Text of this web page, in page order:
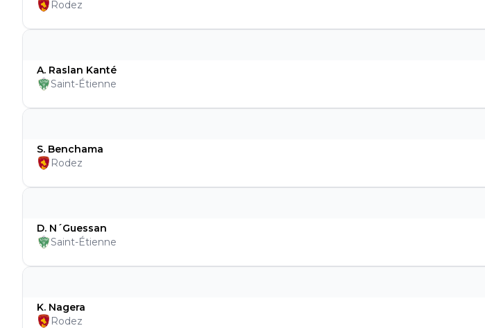
K. Nagera
Rodez
D. N´Guessan
Saint-Étienne
S. Benchama
Rodez
A. Raslan Kanté
Saint-Étienne
Rodez